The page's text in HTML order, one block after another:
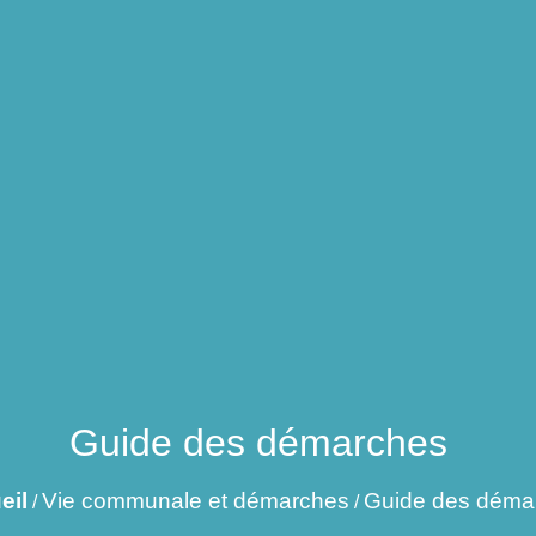
Guide des démarches
/Vie communale et démarches / Guide des